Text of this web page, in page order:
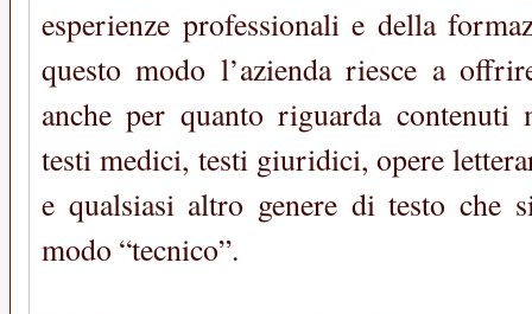
esperienze professionali e della
questo modo l’azienda riesce a
anche per quanto riguarda contenuti
testi medici, testi giuridici, opere
e qualsiasi altro genere di testo che
modo “tecnico”.